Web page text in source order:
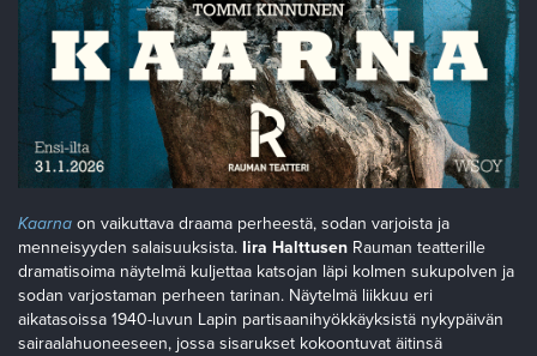
Kaarna on vaikuttava draama perheestä, sodan varjoista ja
menneisyyden salaisuuksista. Iira Halttusen Rauman teatterille
dramatisoima näytelmä kuljettaa katsojan läpi kolmen sukupolven ja
sodan varjostaman perheen tarinan. Näytelmä liikkuu eri
aikatasoissa 1940-luvun Lapin partisaanihyökkäyksistä nykypäivän
sairaalahuoneeseen, jossa sisarukset kokoontuvat äitinsä